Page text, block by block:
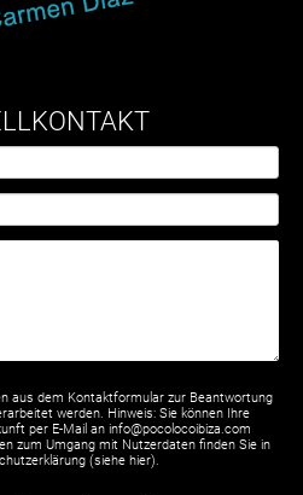
aus dem Kontaktformular zur Beantwortung
werden. Hinweis: Sie können Ihre
per E-Mail an info@pocolocoibiza.com
zum Umgang mit Nutzerdaten finden Sie in
(siehe hier).